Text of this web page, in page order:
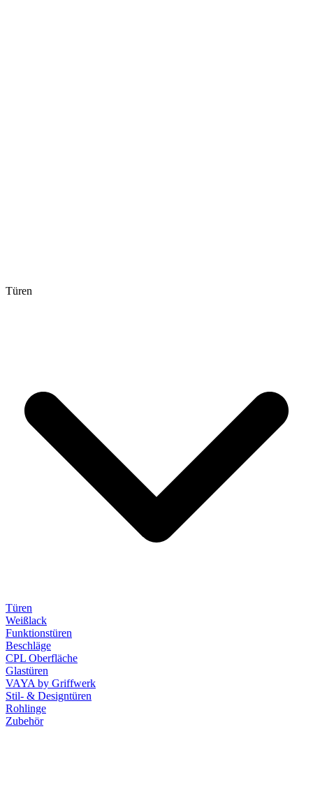
Türen
Türen
Weißlack
Funktionstüren
Beschläge
CPL Oberfläche
Glastüren
VAYA by Griffwerk
Stil- & Designtüren
Rohlinge
Zubehör